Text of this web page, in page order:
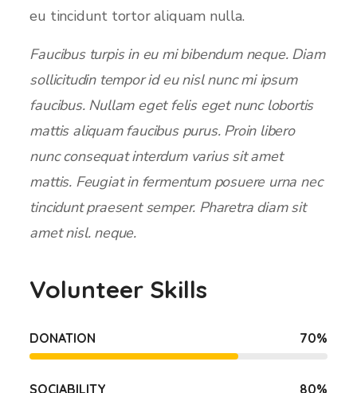
eu tincidunt tortor aliquam nulla.
Faucibus turpis in eu mi bibendum neque. Diam
sollicitudin tempor id eu nisl nunc mi ipsum
faucibus. Nullam eget felis eget nunc lobortis
mattis aliquam faucibus purus. Proin libero
nunc consequat interdum varius sit amet
mattis. Feugiat in fermentum posuere urna nec
tincidunt praesent semper. Pharetra diam sit
amet nisl. neque.
Volunteer Skills
DONATION 70%
SOCIABILITY 80%